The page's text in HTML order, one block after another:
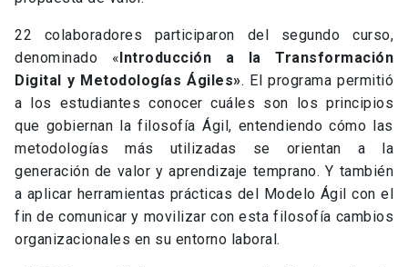
22 colaboradores participaron del segundo curso,
denominado «Introducción a la Transformación
Digital y Metodologías Ágiles». El programa permitió
a los estudiantes conocer cuáles son los principios
que gobiernan la filosofía Ágil, entendiendo cómo las
metodologías más utilizadas se orientan a la
generación de valor y aprendizaje temprano. Y también
a aplicar herramientas prácticas del Modelo Ágil con el
fin de comunicar y movilizar con esta filosofía cambios
organizacionales en su entorno laboral.